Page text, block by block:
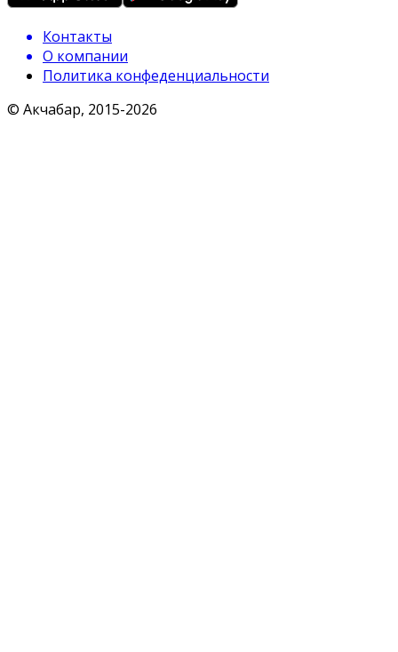
Контакты
О компании
Политика конфеденциальности
© Акчабар, 2015-2026